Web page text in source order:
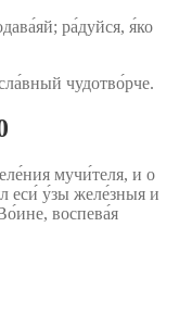
ра́дуйся, я́ко
чудотво́рче.
мучи́теля, и о
еси́ у́зы желе́зныя и
воспева́я